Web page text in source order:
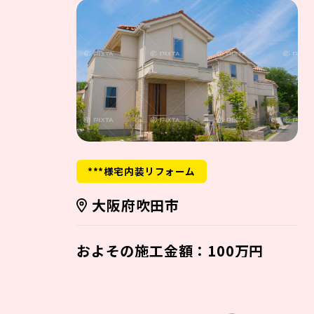
***様宅内装リフォーム
大阪府吹田市
およその施工金額：100万円